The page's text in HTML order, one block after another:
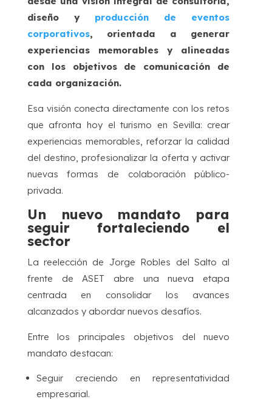
diseño y producción de eventos
corporativos, orientada a generar
experiencias memorables y alineadas
con los objetivos de comunicación de
cada organización.
Esa visión conecta directamente con los retos
que afronta hoy el turismo en Sevilla: crear
experiencias memorables, reforzar la calidad
del destino, profesionalizar la oferta y activar
nuevas formas de colaboración público-
privada.
Un nuevo mandato para
seguir fortaleciendo el
sector
La reelección de Jorge Robles del Salto al
frente de ASET abre una nueva etapa
centrada en consolidar los avances
alcanzados y abordar nuevos desafíos.
Entre los principales objetivos del nuevo
mandato destacan:
Seguir creciendo en representatividad
empresarial.